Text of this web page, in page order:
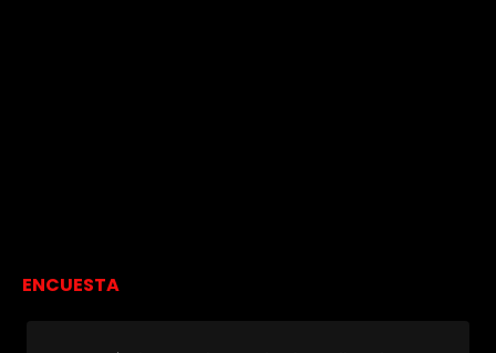
ENCUESTA